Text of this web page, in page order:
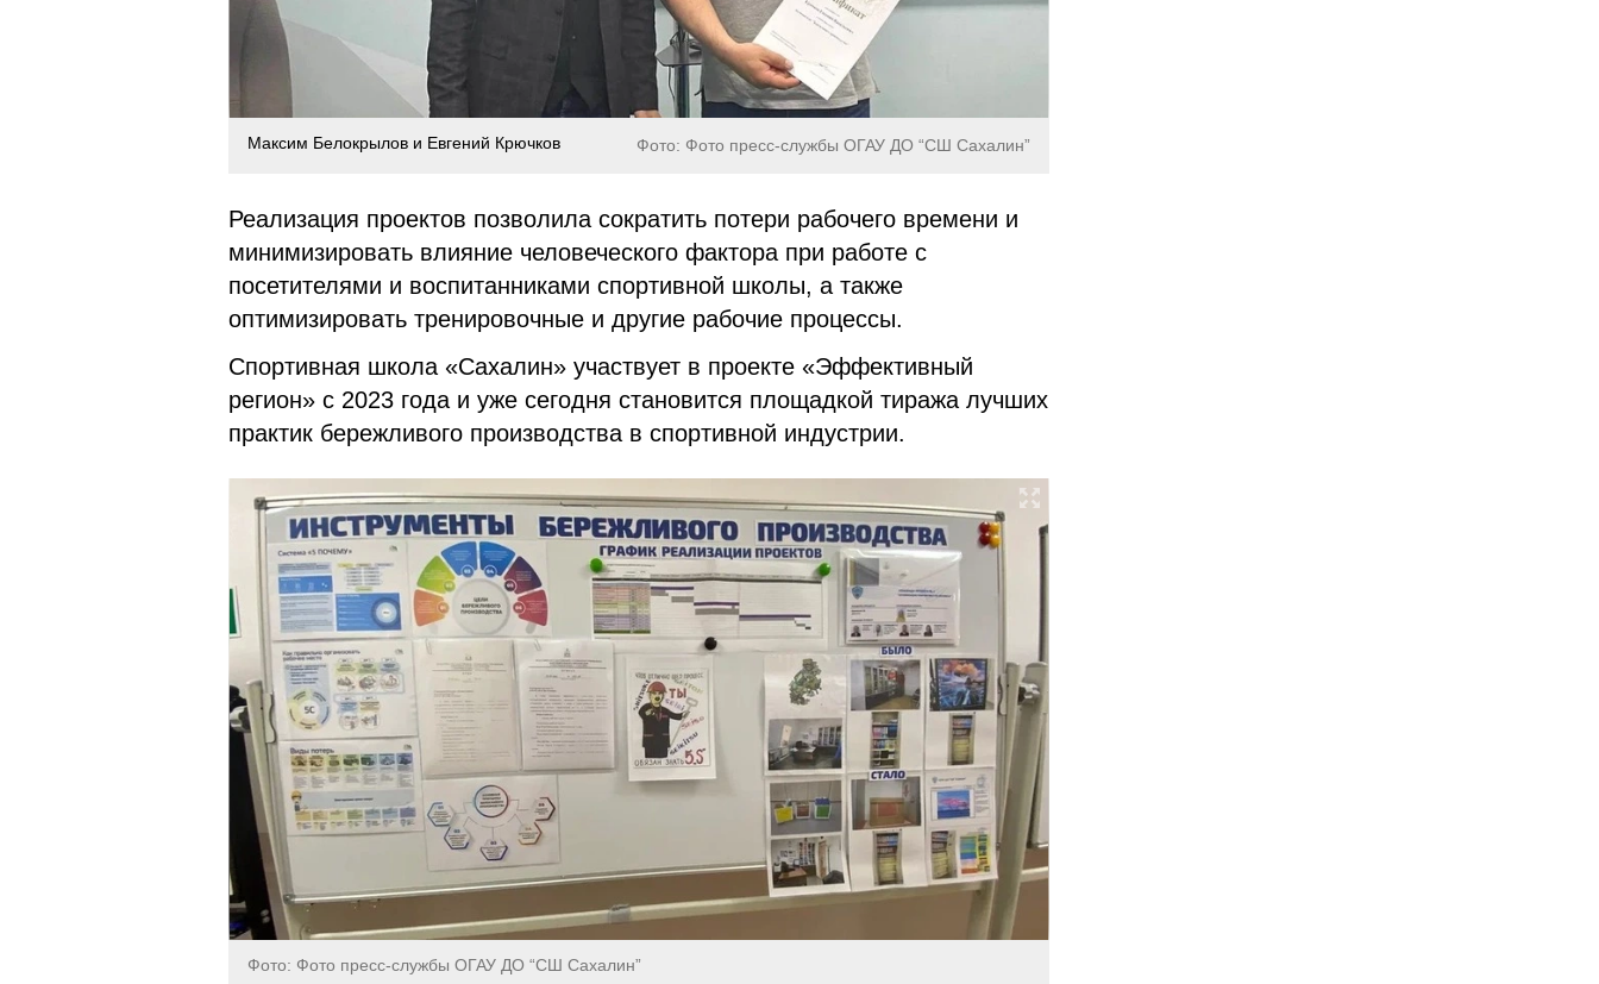
Максим Белокрылов и Евгений Крючков Фото: Фото пресс-службы ОГАУ ДО “СШ Сахалин”
Реализация проектов позволила сократить потери рабочего времени и
минимизировать влияние человеческого фактора при работе с
посетителями и воспитанниками спортивной школы, а также
оптимизировать тренировочные и другие рабочие процессы.
Спортивная школа «Сахалин» участвует в проекте «Эффективный
регион» с 2023 года и уже сегодня становится площадкой тиража лучших
практик бережливого производства в спортивной индустрии.
Фото: Фото пресс-службы ОГАУ ДО “СШ Сахалин”